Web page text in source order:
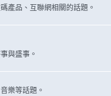
產品、互聯網相關的話題。
與盛事。
樂等話題。